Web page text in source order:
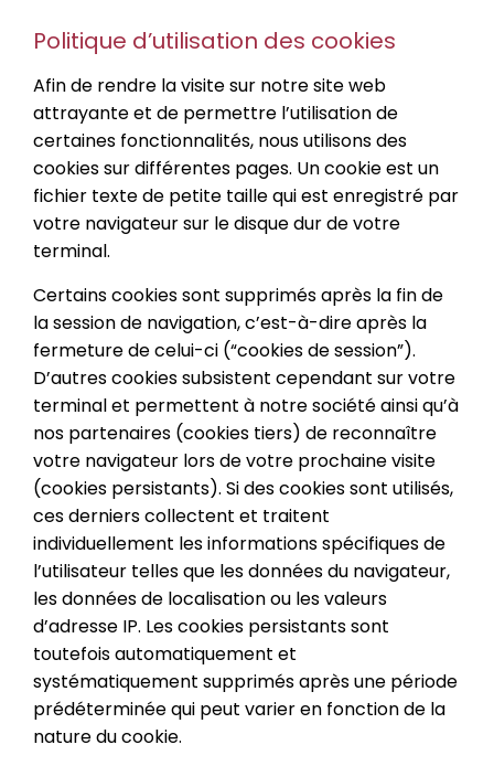
Politique d’utilisation des cookies
Afin de rendre la visite sur notre site web
attrayante et de permettre l’utilisation de
certaines fonctionnalités, nous utilisons des
cookies sur différentes pages. Un cookie est un
fichier texte de petite taille qui est enregistré par
votre navigateur sur le disque dur de votre
terminal.
Certains cookies sont supprimés après la fin de
la session de navigation, c’est-à-dire après la
fermeture de celui-ci (“cookies de session”).
D’autres cookies subsistent cependant sur votre
terminal et permettent à notre société ainsi qu’à
nos partenaires (cookies tiers) de reconnaître
votre navigateur lors de votre prochaine visite
(cookies persistants). Si des cookies sont utilisés,
ces derniers collectent et traitent
individuellement les informations spécifiques de
l’utilisateur telles que les données du navigateur,
les données de localisation ou les valeurs
d’adresse IP. Les cookies persistants sont
toutefois automatiquement et
systématiquement supprimés après une période
prédéterminée qui peut varier en fonction de la
nature du cookie.